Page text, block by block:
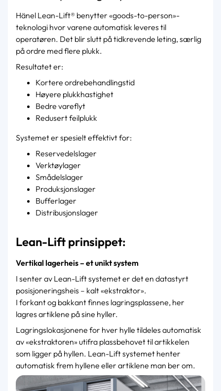
Hänel Lean-Lift® benytter «goods-to-person»-
teknologi hvor varene automatisk leveres til
operatøren. Det blir slutt på tidkrevende leting, særlig
på ordre med flere plukk.
Resultatet er:
Kortere ordrebehandlingstid
Høyere plukkhastighet
Bedre vareflyt
Redusert feilplukk
Systemet er spesielt effektivt for:
Reservedelslager
Verktøylager
Smådelslager
Produksjonslager
Bufferlager
Distribusjonslager
Lean-Lift prinsippet:
Vertikal lagerheis – et unikt system
I senter av Lean-Lift systemet er det en datastyrt
posisjoneringsheis – kalt «ekstraktor».
I forkant og bakkant finnes lagringsplassene, her
lagres artiklene på sine hyller.
Lagringslokasjonene for hver hylle tildeles automatisk
av «ekstraktoren» utifra plassbehovet til artikkelen
som ligger på hyllen. Lean-Lift systemet henter
automatisk frem hyllene eller artiklene man ber om.